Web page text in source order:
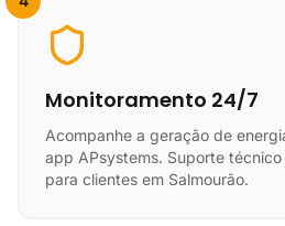
Monitoramento 24/7
Acompanhe a geração de
app APsystems. Suporte
para clientes em Salmourão.